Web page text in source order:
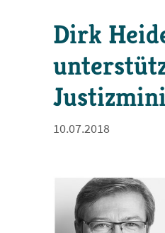
Dirk
10.07.2018